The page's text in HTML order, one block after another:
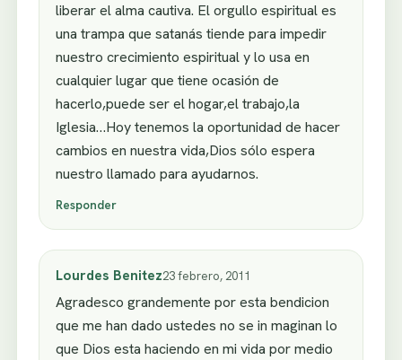
liberar el alma cautiva. El orgullo espiritual es
una trampa que satanás tiende para impedir
nuestro crecimiento espiritual y lo usa en
cualquier lugar que tiene ocasión de
hacerlo,puede ser el hogar,el trabajo,la
Iglesia…Hoy tenemos la oportunidad de hacer
cambios en nuestra vida,Dios sólo espera
nuestro llamado para ayudarnos.
Responder
Lourdes Benitez23 febrero, 2011
Agradesco grandemente por esta bendicion
que me han dado ustedes no se in maginan lo
que Dios esta haciendo en mi vida por medio